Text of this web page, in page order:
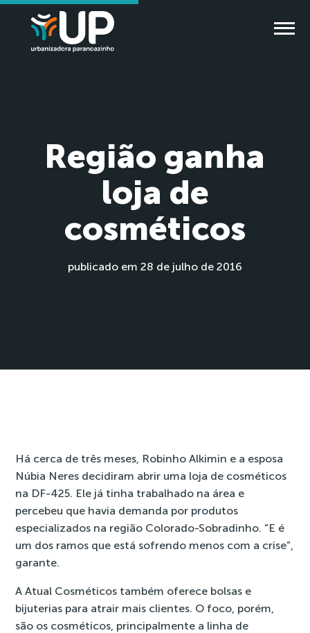
Região ganha
loja de
cosméticos
publicado em 28 de julho de 2016
Há cerca de três meses, Robinho Alkimin e a esposa
Núbia Neres decidiram abrir uma loja de cosméticos
na DF-425. Ele já tinha trabalhado na área e
percebeu que havia demanda por produtos
especializados na região Colorado-Sobradinho. “E é
um dos ramos que está sofrendo menos com a crise”,
garante.
A Atual Cosméticos também oferece bolsas e
bijuterias para atrair mais clientes. O foco, porém,
são os cosméticos, principalmente a linha de